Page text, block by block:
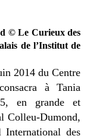
© Le Curieux des
de l’Institut de
2014 du Centre
à Tania
en grande et
Colleu-Dumond,
des